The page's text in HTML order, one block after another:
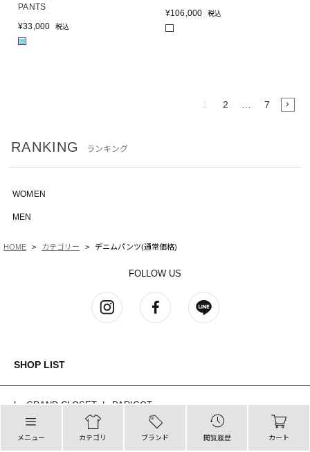
メニュー カテゴリ ブランド 閲覧履歴 カート
PANTS
¥33,000 税込
¥106,000 税込
1 2 7
RANKING ランキング
WOMEN
MEN
HOME カテゴリー デニムパンツ(通常価格)
FOLLOW US
SHOP LIST
Le GRAND CLOSET de PARIGOT